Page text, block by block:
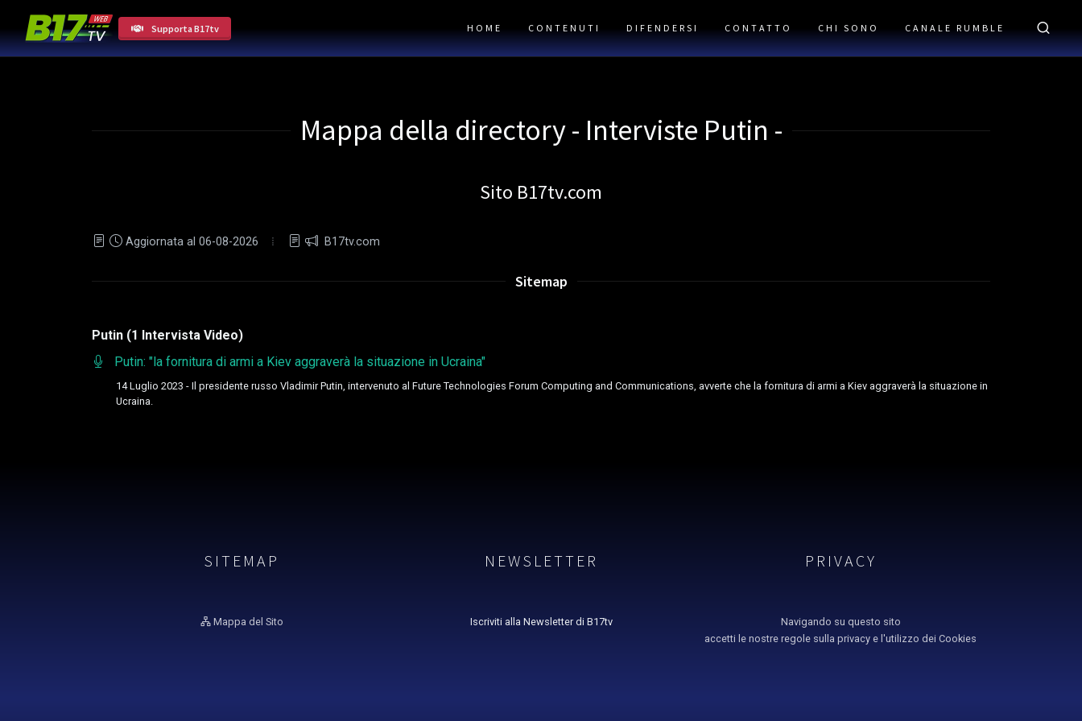
Supporta B17tv HOME CONTENUTI DIFENDERSI CONTATTO CHI SONO CANALE RUMBLE
Mappa della directory - Interviste Putin -
Sito B17tv.com
Aggiornata al 06-08-2026 B17tv.com
Sitemap
Putin (1 Intervista Video)
Putin: "la fornitura di armi a Kiev aggraverà la situazione in Ucraina"
14 Luglio 2023 - Il presidente russo Vladimir Putin, intervenuto al Future Technologies Forum Computing and Communications, avverte che la fornitura di armi a Kiev aggraverà la situazione in
Ucraina.
SITEMAP
Mappa del Sito
NEWSLETTER
Iscriviti alla Newsletter di B17tv
PRIVACY
Navigando su questo sito
accetti le nostre regole sulla privacy e l'utilizzo dei Cookies